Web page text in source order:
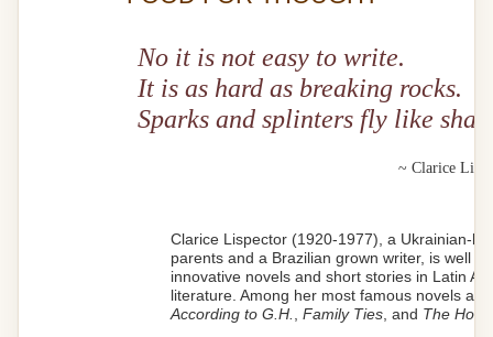
No it is not easy to write.
It is as hard as breaking rocks.
Sparks and splinters fly like
~ Clarice
Clarice Lispector (1920-1977), a Ukrainian-
parents and a Brazilian grown writer, is well
innovative novels and short stories in Latin
literature. Among her most famous novels are
According to G.H.
Family Ties, and The